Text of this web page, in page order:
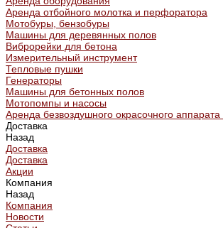
Аренда отбойного молотка и перфоратора
Мотобуры, бензобуры
Машины для деревянных полов
Виброрейки для бетона
Измерительный инструмент
Тепловые пушки
Генераторы
Машины для бетонных полов
Мотопомпы и насосы
Аренда безвоздушного окрасочного
Доставка
Назад
Доставка
Доставка
Акции
Компания
Назад
Компания
Новости